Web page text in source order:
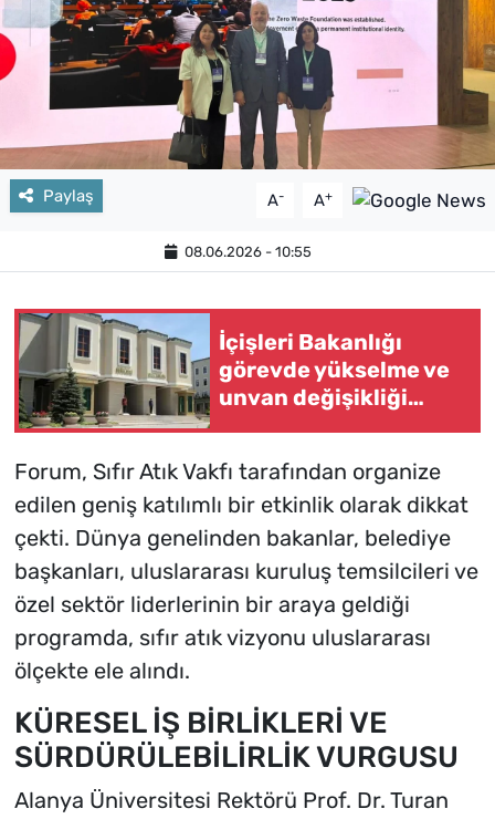
Paylaş A- A+
08.06.2026 - 10:55
İçişleri Bakanlığı
görevde yükselme ve
unvan değişikliği
Forum, Sıfır Atık Vakfı tarafından organize
edilen geniş katılımlı bir etkinlik olarak dikkat
çekti. Dünya genelinden bakanlar, belediye
başkanları, uluslararası kuruluş temsilcileri ve
özel sektör liderlerinin bir araya geldiği
programda, sıfır atık vizyonu uluslararası
ölçekte ele alındı.
KÜRESEL İŞ BİRLİKLERİ VE
SÜRDÜRÜLEBİLİRLİK VURGUSU
Alanya Üniversitesi Rektörü Prof. Dr. Turan